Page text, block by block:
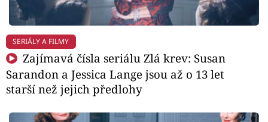
SERIÁLY A FILMY
Zajímavá čísla seriálu Zlá krev: Susan
Sarandon a Jessica Lange jsou až o 13 let
starší než jejich předlohy